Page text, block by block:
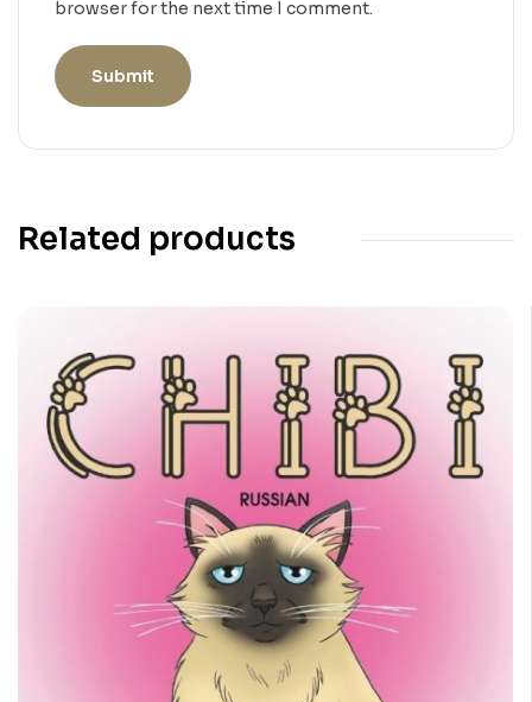
browser for the next time I comment.
Related products